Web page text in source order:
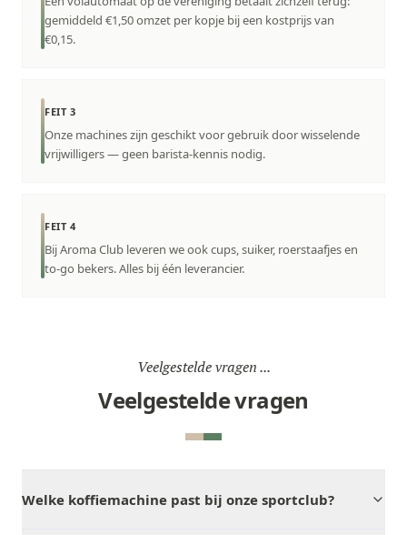
gemiddeld €1,50 omzet per kopje bij een kostprijs van
€0,15.
FEIT 3
Onze machines zijn geschikt voor gebruik door wisselende
vrijwilligers — geen barista-kennis nodig.
FEIT 4
Bij Aroma Club leveren we ook cups, suiker, roerstaafjes en
to-go bekers. Alles bij één leverancier.
Veelgestelde vragen ...
Veelgestelde vragen
Welke koffiemachine past bij onze sportclub?